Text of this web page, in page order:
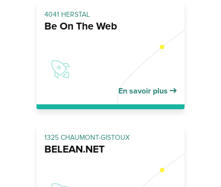
4041 HERSTAL
Be On The Web
En savoir plus
1325 CHAUMONT-GISTOUX
BELEAN.NET